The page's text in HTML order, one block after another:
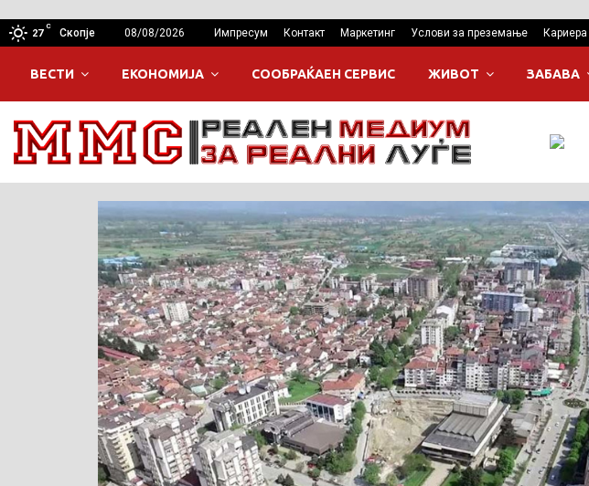
27
C
Скопје 08/08/2026 Импресум Контакт Маркетинг Услови за преземање Кариера
ВЕСТИ ЕКОНОМИЈА СООБРАЌАЕН СЕРВИС ЖИВОТ ЗАБАВА